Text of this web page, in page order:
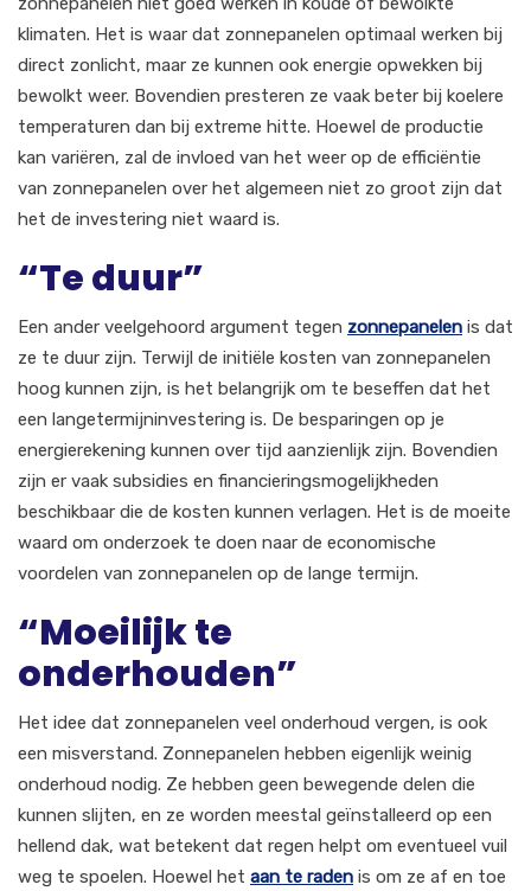
klimaten. Het is waar dat zonnepanelen optimaal werken bij
direct zonlicht, maar ze kunnen ook energie opwekken bij
bewolkt weer. Bovendien presteren ze vaak beter bij koelere
temperaturen dan bij extreme hitte. Hoewel de productie
kan variëren, zal de invloed van het weer op de efficiëntie
van zonnepanelen over het algemeen niet zo groot zijn dat
het de investering niet waard is.
“Te duur”
Een ander veelgehoord argument tegen zonnepanelen is dat
ze te duur zijn. Terwijl de initiële kosten van zonnepanelen
hoog kunnen zijn, is het belangrijk om te beseffen dat het
een langetermijninvestering is. De besparingen op je
energierekening kunnen over tijd aanzienlijk zijn. Bovendien
zijn er vaak subsidies en financieringsmogelijkheden
beschikbaar die de kosten kunnen verlagen. Het is de moeite
waard om onderzoek te doen naar de economische
voordelen van zonnepanelen op de lange termijn.
“Moeilijk te
onderhouden”
Het idee dat zonnepanelen veel onderhoud vergen, is ook
een misverstand. Zonnepanelen hebben eigenlijk weinig
onderhoud nodig. Ze hebben geen bewegende delen die
kunnen slijten, en ze worden meestal geïnstalleerd op een
hellend dak, wat betekent dat regen helpt om eventueel vuil
weg te spoelen. Hoewel het aan te raden is om ze af en toe